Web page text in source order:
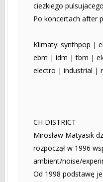
ciezkiego
Po koncertach after
Klimaty: synthpop |
ebm | idm | tbm |
electro | industrial |
CH DISTRICT
Mirosław Matyasik
rozpoczął w 1996
ambient/noise/
Od 1998 podstawę